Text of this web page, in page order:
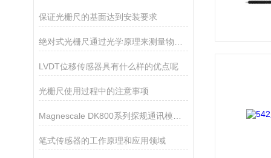
保证光栅尺的基面达到安装要求
LVDT位移传感器具有什么样的优点呢
光栅尺使用过程中的注意事项
笔式传感器的工作原理和应用领域